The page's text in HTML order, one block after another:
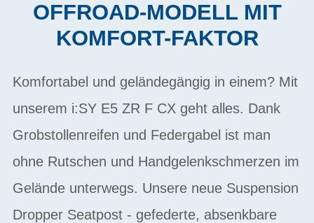
OFFROAD-MODELL MIT
KOMFORT-FAKTOR
Komfortabel und geländegängig in einem? Mit
unserem i:SY E5 ZR F CX geht alles. Dank
Grobstollenreifen und Federgabel ist man
ohne Rutschen und Handgelenkschmerzen im
Gelände unterwegs. Unsere neue Suspension
Dropper Seatpost - gefederte, absenkbare